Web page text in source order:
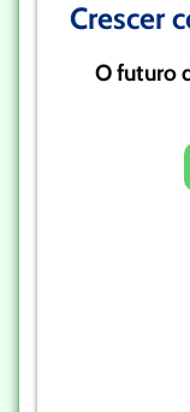
Crescer
O futuro